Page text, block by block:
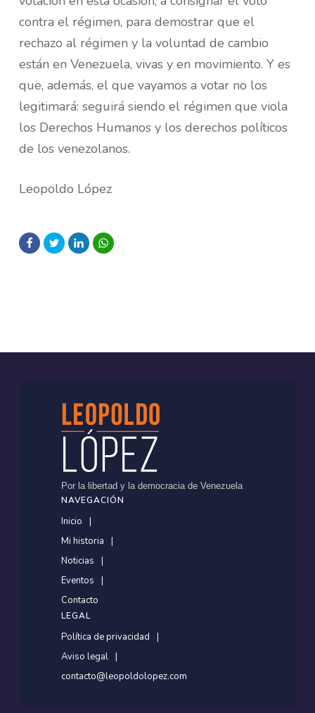
contra el régimen, para demostrar que el
rechazo al régimen y la voluntad de cambio
están en Venezuela, vivas y en movimiento. Y es
que, además, el que vayamos a votar no los
legitimará: seguirá siendo el régimen que viola
los Derechos Humanos y los derechos políticos
de los venezolanos.
Leopoldo López
Por la libertad y la democracia de Venezuela
NAVEGACIÓN
Inicio
Mi historia
Noticias
Eventos
Contacto
LEGAL
Política de privacidad
Aviso legal
contacto@leopoldolopez.com